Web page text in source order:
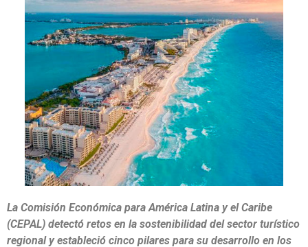
La Comisión Económica para América Latina y el Caribe
(CEPAL) detectó retos en la sostenibilidad del sector turístico
regional y estableció cinco pilares para su desarrollo en los